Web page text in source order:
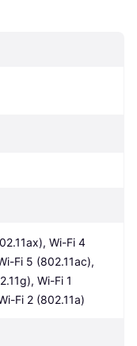
Wi-Fi 4
Fi 5 (802.11ac),
Wi-Fi 1
Fi 2 (802.11a)